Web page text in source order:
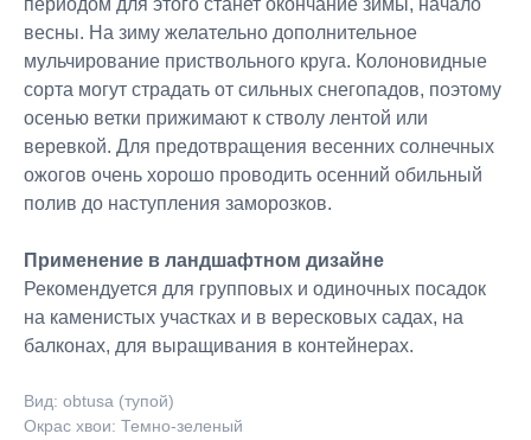
периодом для этого станет окончание зимы, начало
весны. На зиму желательно дополнительное
мульчирование приствольного круга. Колоновидные
сорта могут страдать от сильных снегопадов, поэтому
осенью ветки прижимают к стволу лентой или
веревкой. Для предотвращения весенних солнечных
ожогов очень хорошо проводить осенний обильный
полив до наступления заморозков.
Применение в ландшафтном дизайне
Рекомендуется для групповых и одиночных посадок
на каменистых участках и в вересковых садах, на
балконах, для выращивания в контейнерах.
Вид: obtusa (тупой)
Окрас хвои: Темно-зеленый